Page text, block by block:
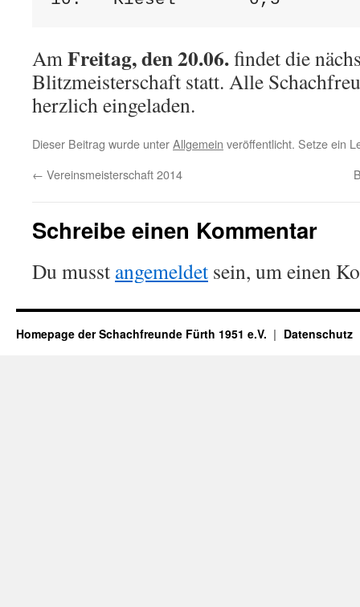
AmFreitag, den 20.06.findet die
Blitzmeisterschaft statt. Alle
herzlich eingeladen.
Dieser Beitrag wurde unterAllgemein veröffentlicht. Setze ein
← Vereinsmeisterschaft 2014
Schreibe einen Kommentar
Du musst angemeldet sein, um einen
Homepage der Schachfreunde Fürth 1951 e.V. Datenschutz